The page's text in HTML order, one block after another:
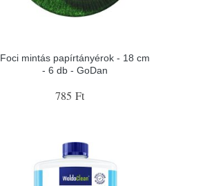
Foci mintás papírtányérok - 18 cm
- 6 db - GoDan
785 Ft